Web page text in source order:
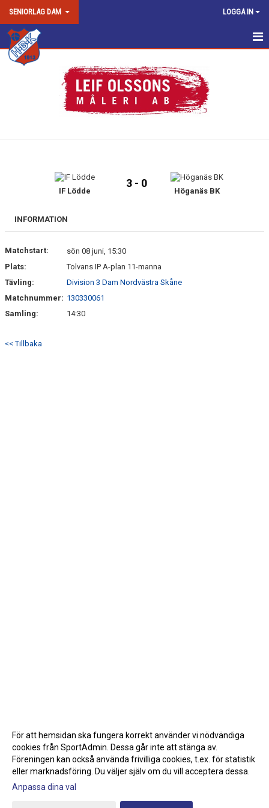
SENIORLAG DAM LOGGA IN
DAM SENIOR/DAM JUNIOR
DOKUMENT
IF Lödde
3 - 0
Höganäs BK
INFORMATION
Matchstart:
sön 08 juni, 15:30
Plats:
Tolvans IP A-plan 11-manna
Tävling:
Division 3 Dam Nordvästra Skåne
Matchnummer: 130330061
Samling:
14:30
<< Tillbaka
Gå till Webbversion
För att hemsidan ska fungera korrekt använder vi nödvändiga
cookies från SportAdmin. Dessa går inte att stänga av.
Föreningen kan också använda frivilliga cookies, t.ex. för statistik
eller marknadsföring. Du väljer själv om du vill acceptera dessa.
Anpassa dina val